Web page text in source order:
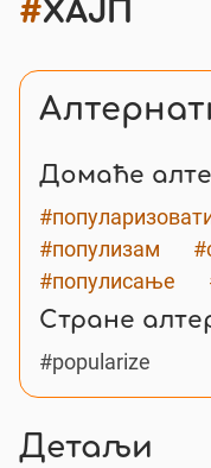
#ХАЈП
Домаће
#популизам
#популисање
Стране
#popularize
Детаљи